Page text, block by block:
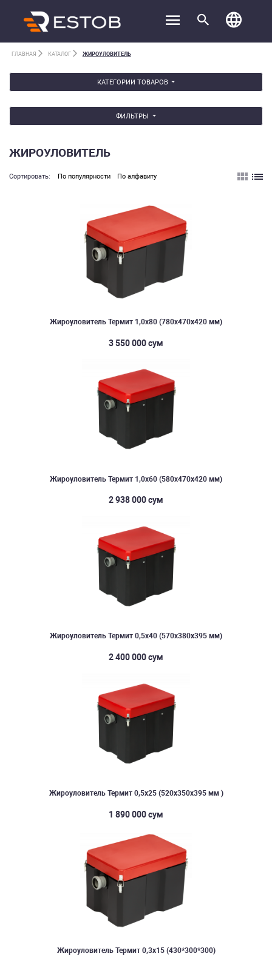
ГЛАВНАЯ КАТАЛОГ ЖИРОУЛОВИТЕЛЬ
КАТЕГОРИИ ТОВАРОВ
ФИЛЬТРЫ
ЖИРОУЛОВИТЕЛЬ
Cортировать: По популярности По алфавиту
Жироуловитель Термит 1,0х80 (780х470х420 мм)
3 550 000 сум
Жироуловитель Термит 1,0х60 (580х470х420 мм)
2 938 000 сум
Жироуловитель Термит 0,5х40 (570х380х395 мм)
2 400 000 сум
Жироуловитель Термит 0,5х25 (520х350х395 мм )
1 890 000 сум
Жироуловитель Термит 0,3х15 (430*300*300)